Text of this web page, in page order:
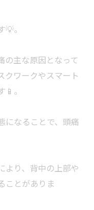
。
の主な原因となって
クワークやスマート
。
になることで、頭痛
より、背中の上部や
ことがありま